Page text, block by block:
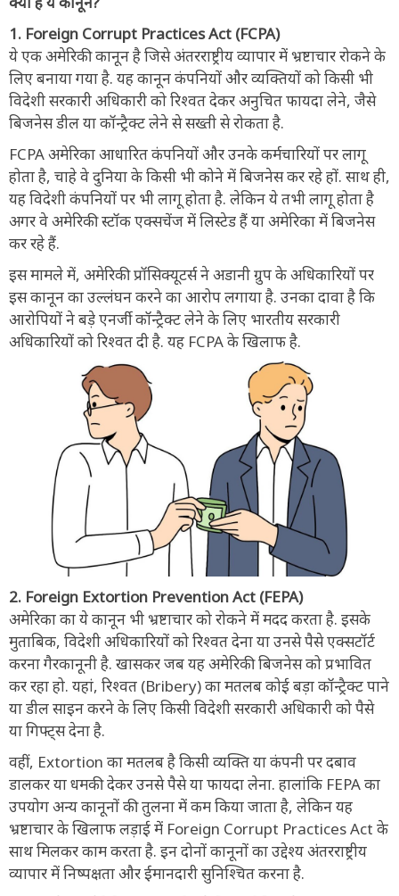
1. Foreign Corrupt Practices Act (FCPA)
ये एक अमेरिकी कानून है जिसे अंतरराष्ट्रीय व्यापार में भ्रष्टाचार रोकने के
लिए बनाया गया है. यह कानून कंपनियों और व्यक्तियों को किसी भी
विदेशी सरकारी अधिकारी को रिश्वत देकर अनुचित फायदा लेने, जैसे
बिजनेस डील या कॉन्ट्रैक्ट लेने से सख्ती से रोकता है.
FCPA अमेरिका आधारित कंपनियों और उनके कर्मचारियों पर लागू
होता है, चाहे वे दुनिया के किसी भी कोने में बिजनेस कर रहे हों. साथ ही,
यह विदेशी कंपनियों पर भी लागू होता है. लेकिन ये तभी लागू होता है
अगर वे अमेरिकी स्टॉक एक्सचेंज में लिस्टेड हैं या अमेरिका में बिजनेस
कर रहे हैं.
इस मामले में, अमेरिकी प्रॉसिक्यूटर्स ने अडानी ग्रुप के अधिकारियों पर
इस कानून का उल्लंघन करने का आरोप लगाया है. उनका दावा है कि
आरोपियों ने बड़े एनर्जी कॉन्ट्रैक्ट लेने के लिए भारतीय सरकारी
अधिकारियों को रिश्वत दी है. यह FCPA के खिलाफ है.
2. Foreign Extortion Prevention Act (FEPA)
अमेरिका का ये कानून भी भ्रष्टाचार को रोकने में मदद करता है. इसके
मुताबिक, विदेशी अधिकारियों को रिश्वत देना या उनसे पैसे एक्सटॉर्ट
करना गैरकानूनी है. खासकर जब यह अमेरिकी बिजनेस को प्रभावित
कर रहा हो. यहां, रिश्वत (Bribery) का मतलब कोई बड़ा कॉन्ट्रैक्ट पाने
या डील साइन करने के लिए किसी विदेशी सरकारी अधिकारी को पैसे
या गिफ्ट्स देना है.
वहीं, Extortion का मतलब है किसी व्यक्ति या कंपनी पर दबाव
डालकर या धमकी देकर उनसे पैसे या फायदा लेना. हालांकि FEPA का
उपयोग अन्य कानूनों की तुलना में कम किया जाता है, लेकिन यह
भ्रष्टाचार के खिलाफ लड़ाई में Foreign Corrupt Practices Act के
साथ मिलकर काम करता है. इन दोनों कानूनों का उद्देश्य अंतरराष्ट्रीय
व्यापार में निष्पक्षता और ईमानदारी सुनिश्चित करना है.